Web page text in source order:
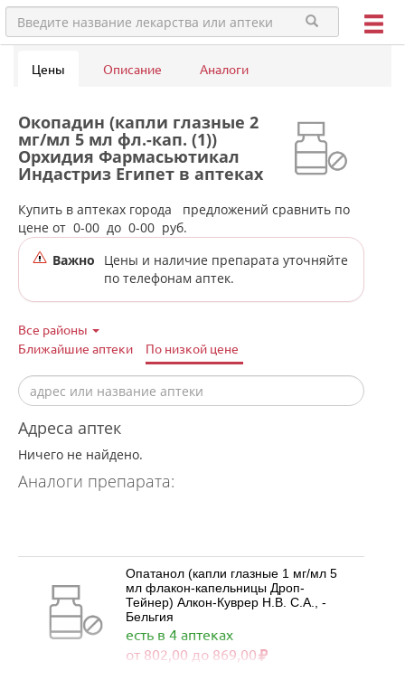
Цены Описание Аналоги
Окопадин (капли глазные 2
мг/мл 5 мл фл.-кап. (1))
Орхидия Фармасьютикал
Индастриз Египет в аптеках
города Челябинска
Купить в аптеках города
предложений сравнить по
цене от 0-00 до 0-00 руб.
Важно
Цены и наличие препарата уточняйте
по телефонам аптек.
Все районы
Ближайшие аптеки
По низкой цене
Адреса аптек
Ничего не найдено.
Аналоги препарата:
Опатанол (капли глазные 1 мг/мл 5
мл флакон-капельницы Дроп-
Тейнер) Алкон-Куврер Н.В. С.А., -
Бельгия
есть в 4 аптеках
от 802,00 до 869,00